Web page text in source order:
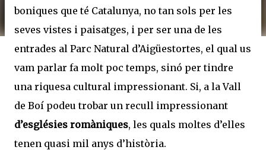
boniques que té Catalunya, no tan sols per les
seves vistes i paisatges, i per ser una de les
entrades al Parc Natural d’Aigüestortes, el qual us
vam parlar fa molt poc temps, sinó per tindre
una riquesa cultural impressionant. Si, a la Vall
de Boí podeu trobar un recull impressionant
d’esglésies romàniques, les quals moltes d’elles
tenen quasi mil anys d’història.